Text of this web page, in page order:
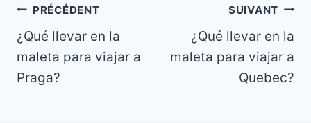
Navigation
de
l’article
PRÉCÉDENT
¿Qué llevar en la
maleta para viajar a
Praga?
SUIVANT
¿Qué llevar en la
maleta para viajar a
Quebec?